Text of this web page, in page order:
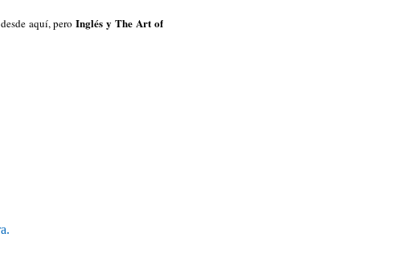
aquí, peroInglés y The Art of